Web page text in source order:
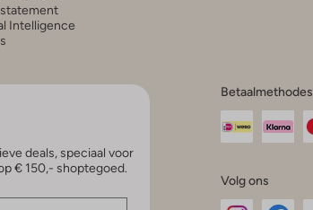
Intelligence
deals, speciaal voor
€ 150,- shoptegoed.
Betaalmethodes
Volg ons